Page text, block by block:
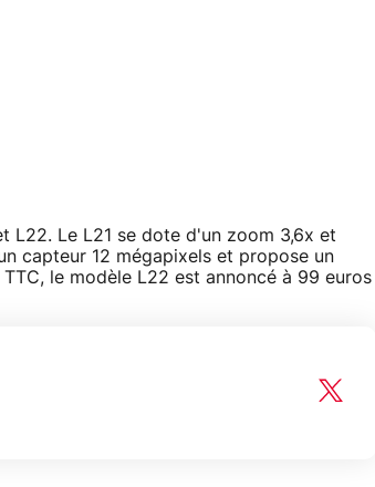
L22. Le L21 se dote d'un zoom 3,6x et
capteur 12 mégapixels et propose un
le modèle L22 est annoncé à 99 euros